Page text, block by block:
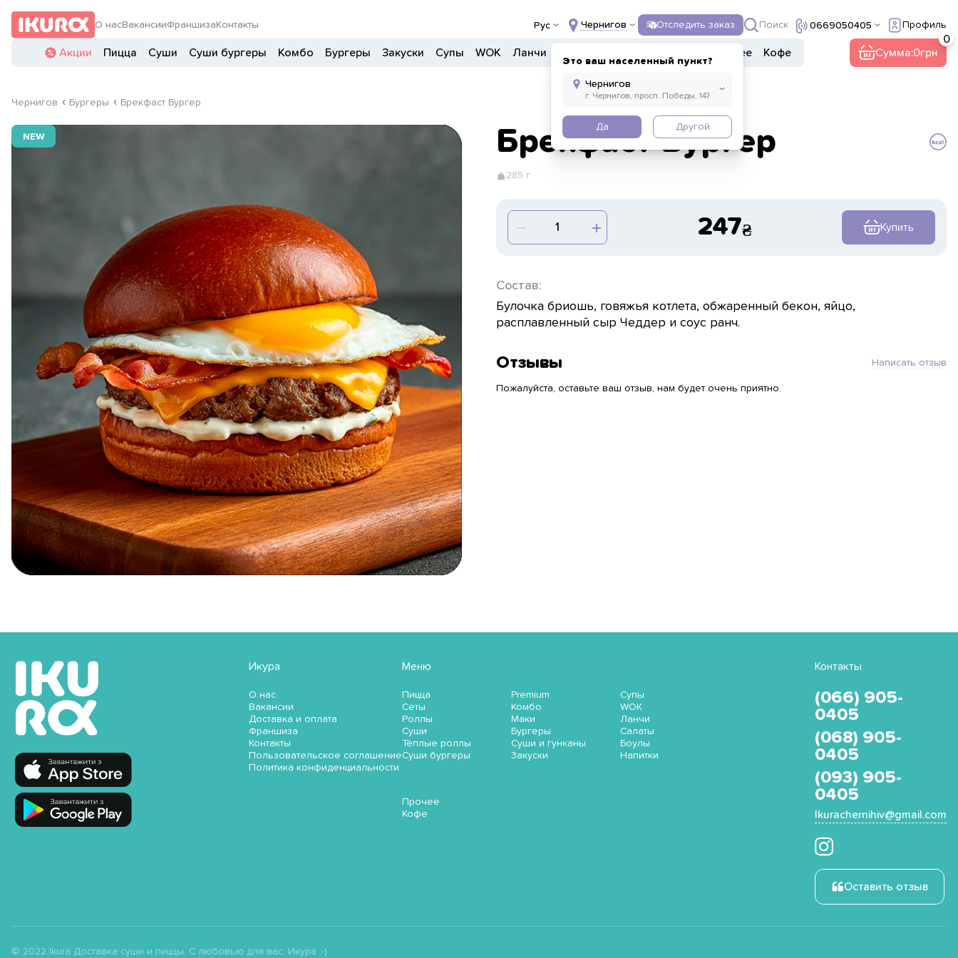
О насВакансииФраншиза Контакты Рус Чернигов
Это ваш населенный пункт?
Да Другой
Отследить заказ Поиск 0669050405 Профиль
Акции Пицца Суши Суши бургеры Комбо Бургеры Закуски Супы WOK Ланчи Прочее Кофе Сумма:0
Чернигов Бургеры Брекфаст Бургер
NEW Брекфаст Бургер
285 г
247 Купить
Состав:
Булочка бриошь, говяжья котлета, обжаренный бекон, яйцо,
расплавленный сыр Чеддер и соус ранч.
Отзывы Написать отзыв
Пожалуйста, оставьте ваш отзыв, нам будет очень приятно.
Икура
О нас
Вакансии
Доставка и оплата
Франшиза
Контакты
Пользовательское соглашение
Политика конфиденциальности
Меню
Пицца
Сеты
Роллы
Суши
Тёплые роллы
Суши бургеры
Premium
Комбо
Маки
Бургеры
Суши и гунканы
Закуски
Супы
WOK
Ланчи
Салаты
Боулы
Напитки
Прочее
Кофе
Контакты
(066) 905-
0405
(068) 905-
0405
(093) 905-
0405
Ikurachernihiv@gmail.com
Оставить отзыв
© 2022 Ikura Доставка суши и пиццы. С любовью для вас, Икура ;-)